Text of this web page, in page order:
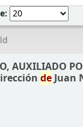
AUXILIADO
de Juan